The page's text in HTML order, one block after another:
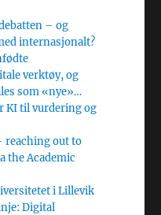
– og
internasjonalt?
verktøy, og
som «nye»…
KI til vurdering og
reaching out to
the Academic
i Lillevik
Digital